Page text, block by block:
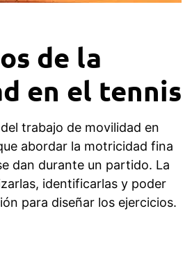
de la
en el tennis
trabajo de movilidad en
abordar la motricidad fina
dan durante un partido. La
identificarlas y poder
para diseñar los ejercicios.